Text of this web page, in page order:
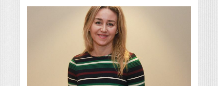
imposto
de
sucesións”